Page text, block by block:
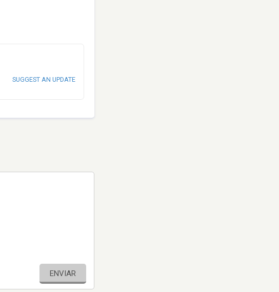
SUGGEST AN UPDATE
ENVIAR